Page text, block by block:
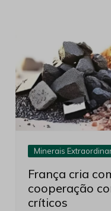
Minerais
França cria
cooperação
críticos